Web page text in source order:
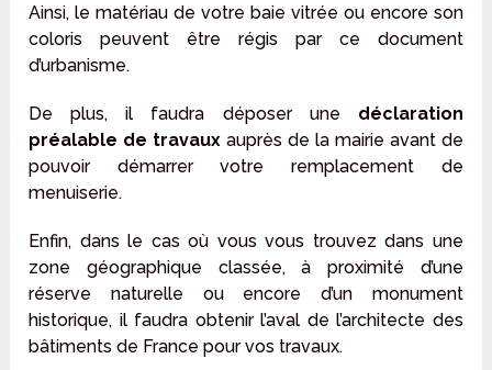
Ainsi, le matériau de votre baie vitrée ou encore son
coloris peuvent être régis par ce document
d’urbanisme.
De plus, il faudra déposer une déclaration
préalable de travaux auprès de la mairie avant de
pouvoir démarrer votre remplacement de
menuiserie.
Enfin, dans le cas où vous vous trouvez dans une
zone géographique classée, à proximité d’une
réserve naturelle ou encore d’un monument
historique, il faudra obtenir l’aval de l’architecte des
bâtiments de France pour vos travaux.